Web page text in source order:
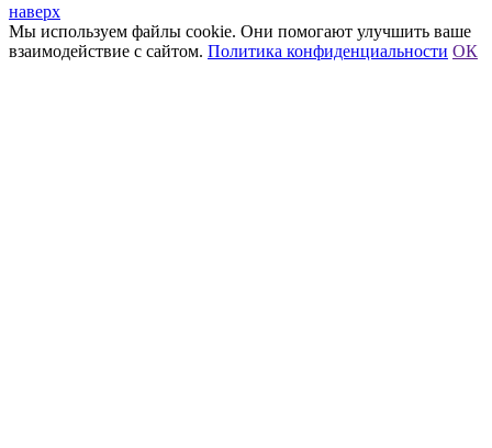
наверх
Мы используем файлы cookie. Они помогают улучшить ваше
взаимодействие с сайтом. Политика конфиденциальности ОК